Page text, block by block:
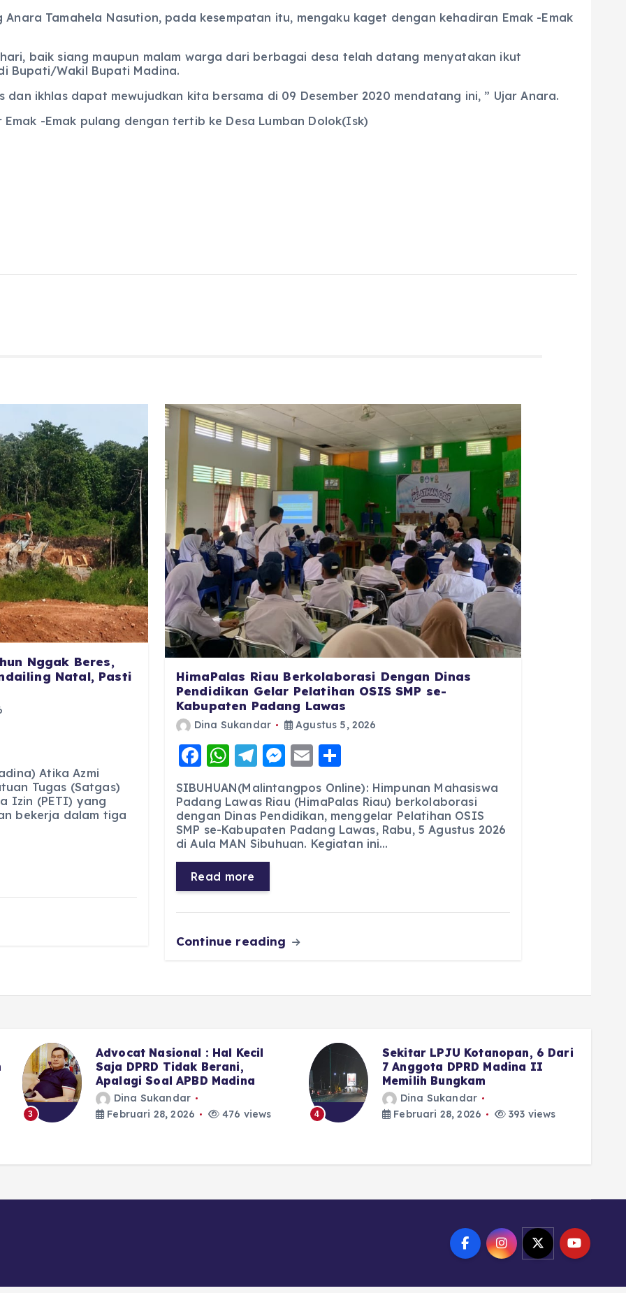
Anara Tamahela Nasution, pada kesempatan itu, mengaku kaget dengan kehadiran Emak -Emak
baik siang maupun malam warga dari berbagai desa telah datang menyatakan ikut
Bupati/Wakil Bupati Madina.
dan ikhlas dapat mewujudkan kita bersama di 09 Desember 2020 mendatang ini, ” Ujar Anara.
-Emak pulang dengan tertib ke Desa Lumban Dolok(Isk)
Nggak Beres,
Natal, Pasti
Atika Azmi
Tugas (Satgas)
Izin (PETI) yang
bekerja dalam tiga
HimaPalas Riau Berkolaborasi Dengan Dinas
Pendidikan Gelar Pelatihan OSIS SMP se-
Kabupaten Padang Lawas
Dina Sukandar Agustus 5, 2026
F
a
c
e
b
o
o
k
W
h
a
ts
A
p
p
T
el
e
g
r
a
m
M
ss
e
n
E
m
ai
l
h
a
re
SIBUHUAN(Malintangpos Online): Himpunan Mahasiswa
Padang Lawas Riau (HimaPalas Riau) berkolaborasi
dengan Dinas Pendidikan, menggelar Pelatihan OSIS
SMP se-Kabupaten Padang Lawas, Rabu, 5 Agustus 2026
di Aula MAN Sibuhuan. Kegiatan ini…
Read more
Continue reading
4
Sekitar LPJU Kotanopan, 6 Dari
7 Anggota DPRD Madina II
Memilih Bungkam
Dina Sukandar
Februari 28, 2026
393 views 5
Wako Fadly Amran Siapkan
Reward Umrah bagi Pelajar
yang Istiqamah ke Masjid
Dina Sukandar
Februari 28, 2026
333 views